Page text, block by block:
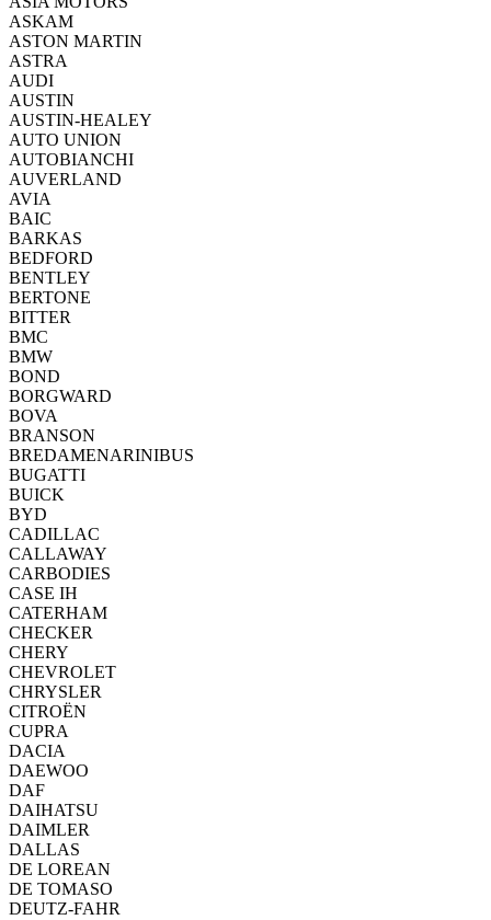
ASKAM
ASTON MARTIN
ASTRA
AUDI
AUSTIN
AUSTIN-HEALEY
AUTO UNION
AUTOBIANCHI
AUVERLAND
AVIA
BAIC
BARKAS
BEDFORD
BENTLEY
BERTONE
BITTER
BMC
BMW
BOND
BORGWARD
BOVA
BRANSON
BREDAMENARINIBUS
BUGATTI
BUICK
BYD
CADILLAC
CALLAWAY
CARBODIES
CASE IH
CATERHAM
CHECKER
CHERY
CHEVROLET
CHRYSLER
CITROËN
CUPRA
DACIA
DAEWOO
DAF
DAIHATSU
DAIMLER
DALLAS
DE LOREAN
DE TOMASO
DEUTZ-FAHR